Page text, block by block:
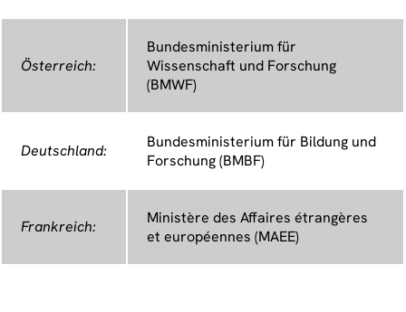
Österreich:
Bundesministerium für
Wissenschaft und Forschung
(BMWF)
Deutschland:
Bundesministerium für Bildung und
Forschung (BMBF)
Frankreich:
Ministère des Affaires étrangères
et européennes (MAEE)